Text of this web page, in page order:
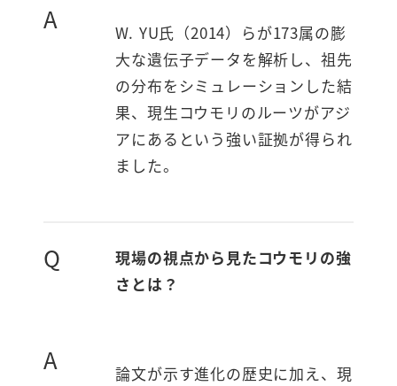
A
W. YU氏（2014）らが173属の膨
大な遺伝子データを解析し、祖先
の分布をシミュレーションした結
果、現生コウモリのルーツがアジ
アにあるという強い証拠が得られ
ました。
Q
現場の視点から見たコウモリの強
さとは？
A
論文が示す進化の歴史に加え、現